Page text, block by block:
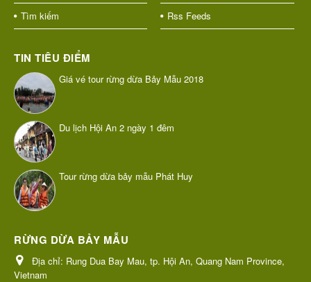
Tìm kiếm
Rss Feeds
TIN TIÊU ĐIỂM
Giá vé tour rừng dừa Bảy Mẫu 2018
Du lịch Hội An 2 ngày 1 đêm
Tour rừng dừa bảy mẫu Phát Huy
RỪNG DỪA BẢY MẪU
Địa chỉ: Rung Dua Bay Mau, tp. Hội An, Quang Nam Province,
Vietnam